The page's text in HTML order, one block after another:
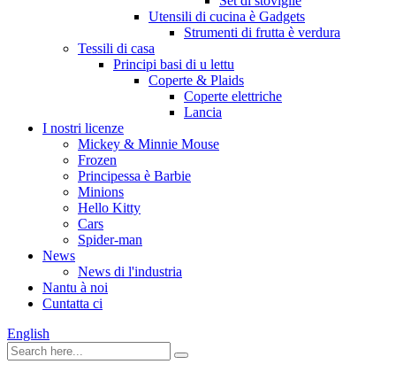
Utensili di cucina è Gadgets
Strumenti di frutta è verdura
Tessili di casa
Principi basi di u lettu
Coperte & Plaids
Coperte elettriche
Lancia
I nostri licenze
Mickey & Minnie Mouse
Frozen
Principessa è Barbie
Minions
Hello Kitty
Cars
Spider-man
News
News di l'industria
Nantu à noi
Cuntatta ci
English